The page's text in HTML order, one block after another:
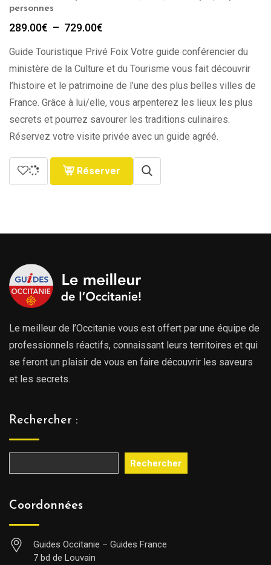
personnes
289.00€ – 729.00€
prix :
289.00€
à
Guide Touristique Privé Foix Votre guide conférencier du
ministère de la Culture et du Tourisme vous fait découvrir
l’histoire et le patrimoine de l’une des plus belles villes de
France. Grâce à lui/elle, vous arpenterez les lieux les plus
secrets et pourrez savourer les traditions culinaires.
Réservez votre visite privée avec un guide agréé.
Réserver
Le meilleur de l’Occitanie vous est offert par une équipe de
professionnels réactifs, connaissant leurs territoires et qui
se feront un plaisir de vous en faire découvrir les saveurs
et les secrets.
Rechercher :
Rechercher
Coordonnées
Guides Occitanie – Guides France
7 bd de Louvain